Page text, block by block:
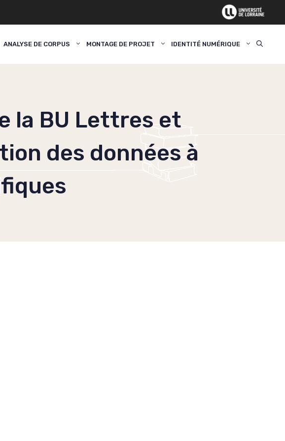
ANALYSE DE CORPUS MONTAGE DE PROJET IDENTITÉ NUMÉRIQUE
la BU Lettres et
des données à